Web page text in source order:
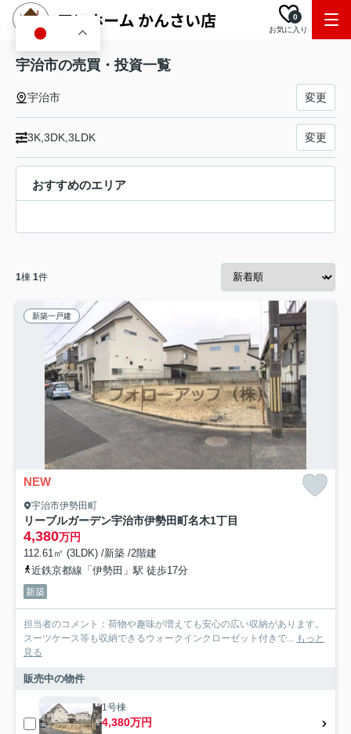
お気に入り
0
宇治市の売買・投資一覧
宇治市 変更
3K,3DK,3LDK 変更
おすすめのエリア
1棟 1件
新築一戸建
NEW
宇治市伊勢田町
リーブルガーデン宇治市伊勢田町名木1丁目
4,380万円
112.61㎡ (3LDK) /新築 /2階建
近鉄京都線「伊勢田」駅 徒歩17分
新築
担当者のコメント：荷物や趣味が増えても安心の広い収納があります。
スーツケース等も収納できるウォークインクローゼット付きで... もっと
見る
販売中の物件
1号棟
4,380万円